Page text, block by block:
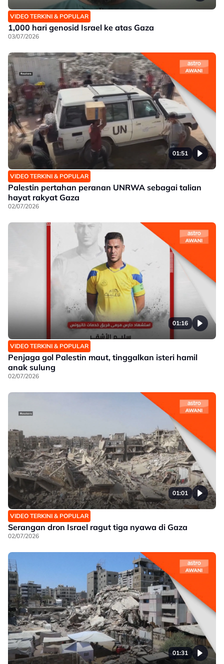
VIDEO TERKINI & POPULAR
1,000 hari genosid Israel ke atas Gaza
03/07/2026
01:51
VIDEO TERKINI & POPULAR
Palestin pertahan peranan UNRWA sebagai talian
hayat rakyat Gaza
02/07/2026
01:16
VIDEO TERKINI & POPULAR
Penjaga gol Palestin maut, tinggalkan isteri hamil
anak sulung
02/07/2026
01:01
VIDEO TERKINI & POPULAR
Serangan dron Israel ragut tiga nyawa di Gaza
02/07/2026
01:31